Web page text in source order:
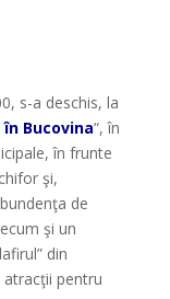
s-a deschis, la
Bucovina“, în
în frunte
şi,
de
şi un
din
pentru